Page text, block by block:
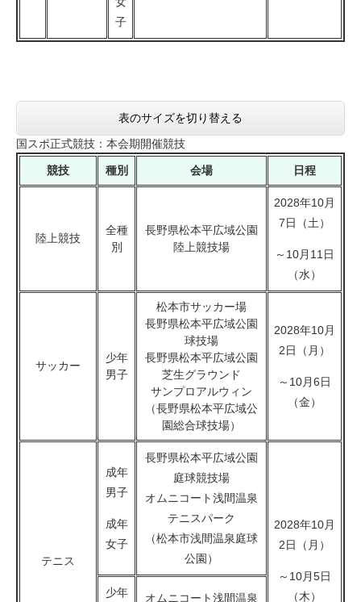
子
表のサイズを切り替える
国スポ正式競技：本会期開催競技
競技 種別 会場 日程
陸上競技
全種
別
長野県松本平広域公園
陸上競技場
2028年10月
7日（土）
～10月11日
（水）
サッカー
少年
男子
松本市サッカー場
長野県松本平広域公園
球技場
長野県松本平広域公園
芝生グラウンド
サンプロアルウィン
（長野県松本平広域公
園総合球技場）
2028年10月
2日（月）
～10月6日
（金）
テニス
成年
男子
成年
女子
長野県松本平広域公園
庭球競技場
オムニコート浅間温泉
テニスパーク
（松本市浅間温泉庭球
公園）
2028年10月
2日（月）
～10月5日
（木）
少年
オムニコート浅間温泉